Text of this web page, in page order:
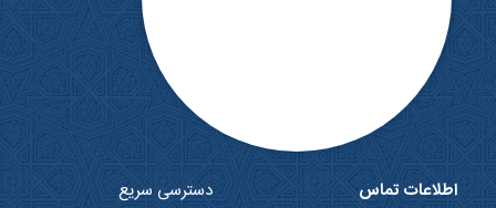
اطلاعات تماس دسترسی سریع